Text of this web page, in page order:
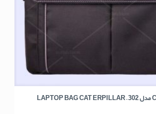
کیف لپ تاپ CAT مدل 302 – LAPTOP BAG CAT ERPILLAR